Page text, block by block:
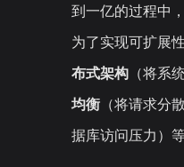
到一亿的过程中
为了实现可扩展
布式架构 （将系
均衡 （将请求分
据库访问压力）等